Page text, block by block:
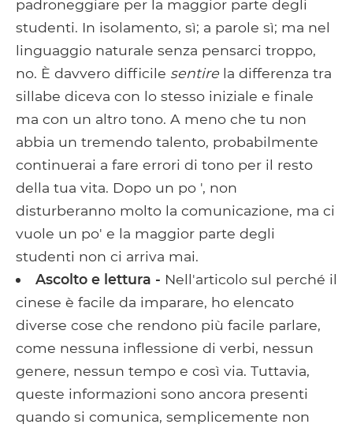
padroneggiare per la maggior parte degli
studenti. In isolamento, sì; a parole sì; ma nel
linguaggio naturale senza pensarci troppo,
no. È davvero difficile sentire la differenza tra
sillabe diceva con lo stesso iniziale e finale
ma con un altro tono. A meno che tu non
abbia un tremendo talento, probabilmente
continuerai a fare errori di tono per il resto
della tua vita. Dopo un po ', non
disturberanno molto la comunicazione, ma ci
vuole un po' e la maggior parte degli
studenti non ci arriva mai.
Ascolto e lettura - Nell'articolo sul perché il
cinese è facile da imparare, ho elencato
diverse cose che rendono più facile parlare,
come nessuna inflessione di verbi, nessun
genere, nessun tempo e così via. Tuttavia,
queste informazioni sono ancora presenti
quando si comunica, semplicemente non